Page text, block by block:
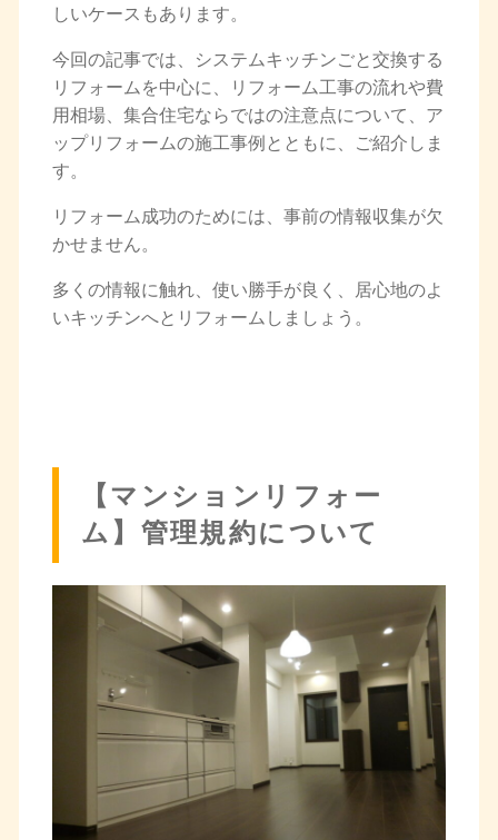
しいケースもあります。
今回の記事では、システムキッチンごと交換する
リフォームを中心に、リフォーム工事の流れや費
用相場、集合住宅ならではの注意点について、ア
ップリフォームの施工事例とともに、ご紹介しま
す。
リフォーム成功のためには、事前の情報収集が欠
かせません。
多くの情報に触れ、使い勝手が良く、居心地のよ
いキッチンへとリフォームしましょう。
【マンションリフォー
ム】管理規約について